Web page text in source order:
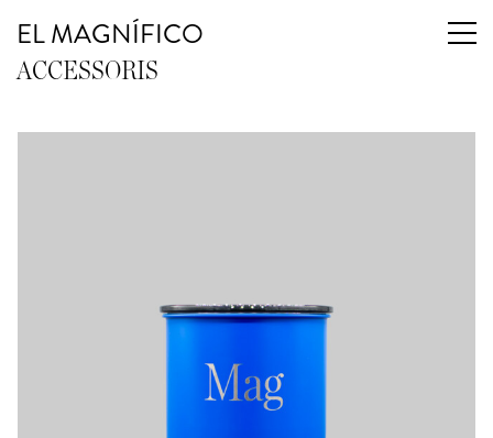
EL MAGNÍFICO
ACCESSORIS